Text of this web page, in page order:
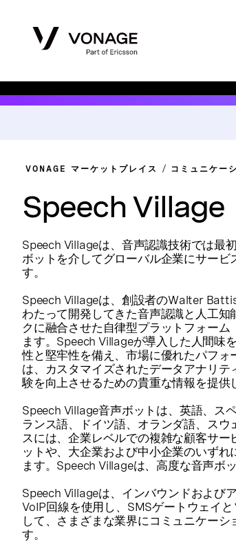
VONAGE マーケットプレイス コミュニケー
Speech Village
Speech Villageは、音声認識技術では最
ボットを介してグローバル企業にサー
す。
Speech Villageは、創設者のWalter
わたって開発してきた音声認識と人工
クに融合させた自律型プラットフォー
ます。Speech Villageが導入した人間味
性と堅牢性を備え、市場に優れたパフ
は、カスタマイズされたデータアナリ
験を向上させるための貴重な情報を提供
Speech Village音声ボットは、英語、ス
ランス語、ドイツ語、オランダ語、ス
スには、企業レベルでの複雑な顧客サ
ットや、大企業および中小企業のいず
ます。Speech Villageは、高度な音声ボ
Speech Villageは、インバウンドおよび
VoIP回線を使用し、SMSゲートウェイ
して、さまざまな業界にコミュニケー
す。